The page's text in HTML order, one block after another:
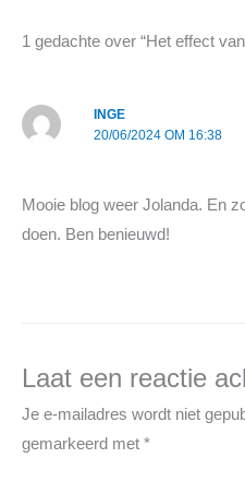
1 gedachte over “Het effect
INGE
20/06/2024 OM 16:38
Mooie blog weer Jolanda. En
doen. Ben benieuwd!
Laat een reactie
Je e-mailadres wordt niet
gemarkeerd met *